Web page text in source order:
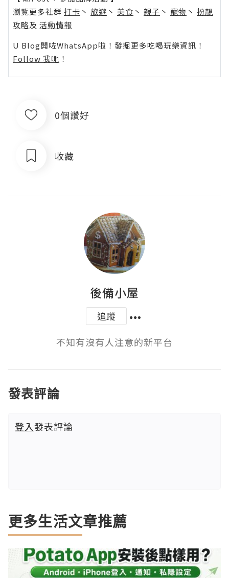
瀏覽更多社群 打卡 丶 旅遊 丶 美食 丶 親子 丶 寵物 丶 扮靚
攻略及 活動情報
U Blog開咗WhatsApp啦！發掘更多吃喝玩樂資訊！
Follow 我哋 ！
0個讚好
收藏
後備小屋
追蹤
不知有沒有人注意的新平台
發表評論
登入發表評論
更多生活文章推薦